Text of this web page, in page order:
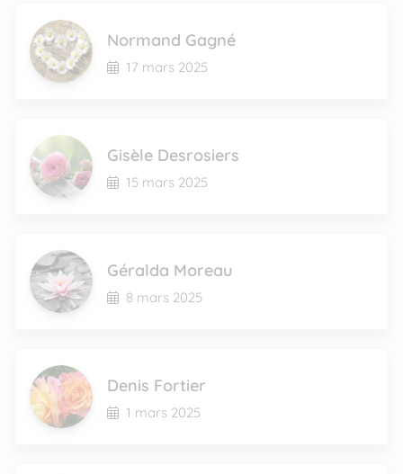
Normand Gagné
17 mars 2025
Gisèle Desrosiers
15 mars 2025
Géralda Moreau
8 mars 2025
Denis Fortier
1 mars 2025